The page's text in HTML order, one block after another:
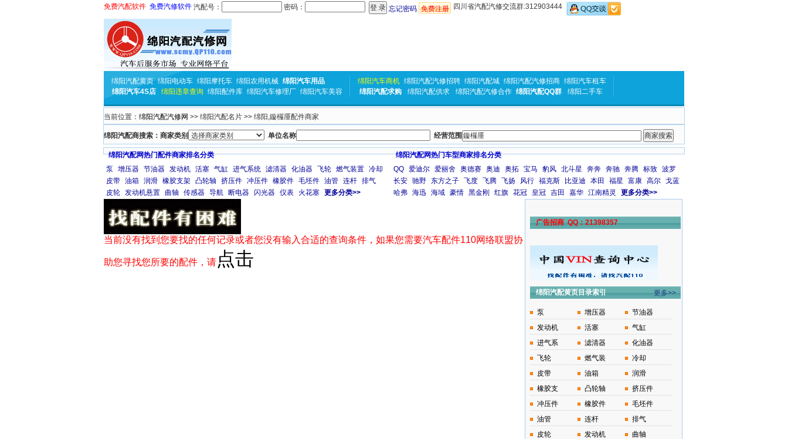
免费汽配软件 免费汽修软件 汽配号： 密码： 忘记密码 免费注册 四川省汽配汽修交流群:312903444
绵阳汽配黄页 绵阳电动车 绵阳摩托车 绵阳农用机械 绵阳汽车用品
绵阳汽车4S店
绵阳违章查询 绵阳配件库 绵阳汽车修理厂 绵阳汽车美容
绵阳汽车商机 绵阳汽配汽修招聘 绵阳汽配城 绵阳汽配汽修招商 绵阳汽车租车
绵阳汽配求购
绵阳汽配供求 绵阳汽配汽修合作 绵阳汽配QQ群 绵阳二手车
当前位置： 绵阳汽配汽修网 >> 绵阳汽配名片 >> 绵阳,鏇欏厜配件商家
绵阳汽配商搜索：商家类别 单位名称 经营范围
绵阳汽配网热门配件商家排名分类
泵
增压器 节油器 发动机 活塞 气缸 进气系统 滤清器 化油器 飞轮 燃气装置 冷却
皮带 油箱 润滑 橡胶支架 凸轮轴 挤压件 冲压件 橡胶件 毛坯件 油管 连杆 排气
皮轮 发动机悬置 曲轴 传感器 导航 断电器 闪光器 仪表 火花塞 更多分类>>
绵阳汽配网热门车型商家排名分类
QQ 爱迪尔 爱丽舍 奥德赛 奥迪 奥拓 宝马 豹风 北斗星 奔奔 奔驰 奔腾 标致 波罗
长安 驰野 东方之子 飞度 飞腾 飞扬 风行 福克斯 比亚迪 本田 福星 富康 高尔 戈蓝
哈弗 海迅 海域 豪情 黑金刚 红旗 花冠 皇冠 吉田 嘉华 江南精灵 更多分类>>
当前没有找到您要找的任何记录或者您没有输入合适的查询条件，如果您需要汽车配件110网络联盟协
助您寻找您所要的配件，请 点击
广告招商 QQ：21398357
绵阳汽配黄页目录索引 更多>>
泵 增压器
节油器
发动机
活塞
气缸
进气系
滤清器
化油器
飞轮
燃气装
冷却
皮带
油箱
润滑
橡胶支
凸轮轴
挤压件
冲压件
橡胶件
毛坯件
油管
连杆
排气
皮轮
发动机
曲轴